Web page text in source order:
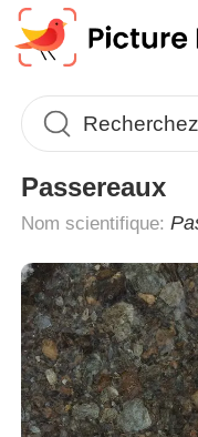
Passereaux
Nom scientifique: